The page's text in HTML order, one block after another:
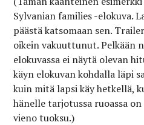
Sylvanian families -elokuva.
päästä katsomaan sen.
oikein vakuuttunut. Pelkään
elokuvassa ei näytä olevan
käyn elokuvan kohdalla läpi
kuin mitä lapsi käy hetkellä,
hänelle tarjotussa ruoassa
vieno tuoksu.)